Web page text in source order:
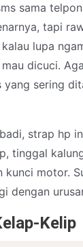
sama
tapi
lupa
dicuci.
yang sering
strap hp
tinggal
kunci motor.
dengan
Kelip